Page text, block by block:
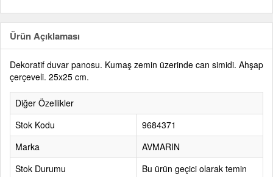
Ürün Açıklaması
Dekoratif duvar panosu. Kumaş zemin üzerinde can simidi. Ahşap
çerçeveli. 25x25 cm.
Diğer Özellikler
Stok Kodu
9684371
Marka
AVMARIN
Stok Durumu
Bu ürün geçici olarak temin